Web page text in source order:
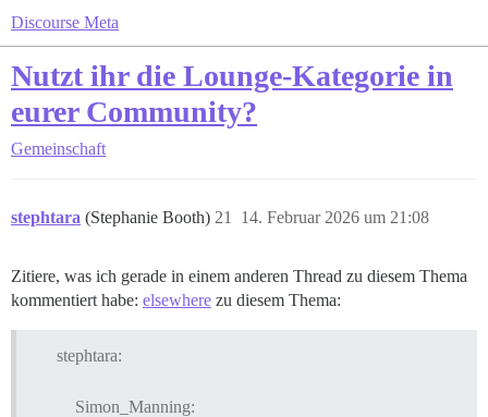
Discourse Meta
Nutzt ihr die Lounge-Kategorie in
eurer Community?
Gemeinschaft
stephtara (Stephanie Booth) 14. Februar 2026 um 21:08
21
Zitiere, was ich gerade in einem anderen Thread zu diesem Thema
kommentiert habe: elsewhere zu diesem Thema:
stephtara:
Simon_Manning: